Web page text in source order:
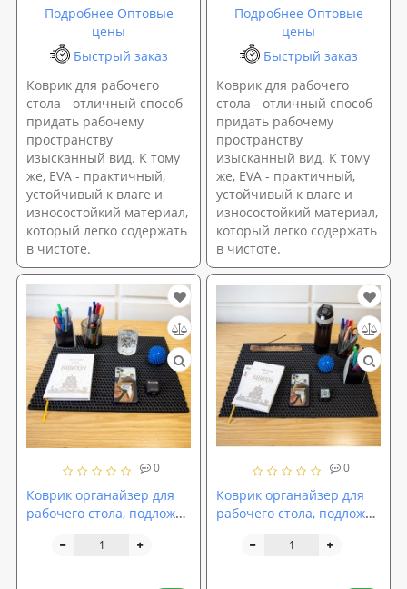
Подробнее Оптовые
цены
Быстрый заказ
Коврик для рабочего
стола - отличный способ
придать рабочему
пространству
изысканный вид. К тому
же, EVA - практичный,
устойчивый к влаге и
износостойкий материал,
который легко содержать
в чистоте.
Подробнее Оптовые
цены
Быстрый заказ
Коврик для рабочего
стола - отличный способ
придать рабочему
пространству
изысканный вид. К тому
же, EVA - практичный,
устойчивый к влаге и
износостойкий материал,
который легко содержать
в чистоте.
0
Коврик органайзер для
рабочего стола, подложка
OSPORT (R-00059)
0
Коврик органайзер для
рабочего стола, подложка
OSPORT (R-00060)